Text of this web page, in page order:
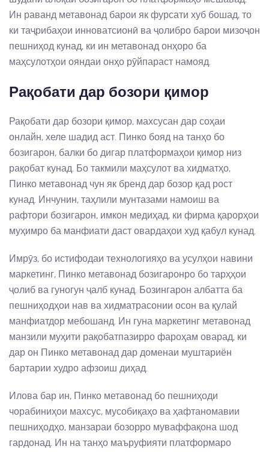
Ин раванд метавонад барои як фурсати хуб бошад, то
ки таҷрибаҳои инноватсионӣ ва ҷолибро барои мизоҷон
пешниҳод кунад, ки ин метавонад онҳоро ба
маҳсулотҳои ояндаи онҳо рӯйпараст намояд.
Рақобати дар бозори қимор
Рақобати дар бозори қимор, махсусан дар соҳаи
онлайн, хеле шадид аст. Пинко бояд на танҳо бо
бозигарон, балки бо дигар платформаҳои қимор низ
рақобат кунад. Бо такмили маҳсулот ва хидматҳо,
Пинко метавонад чун як бренд дар бозор қад рост
кунад. Инчунин, таҳлили мунтазами намоиш ва
рафтори бозигарон, имкон медиҳад, ки фирма қарорҳои
муҳимро ба манфиати даст овардаҳои худ қабул кунад.
Имрӯз, бо истифодаи технологияҳо ва усулҳои навини
маркетинг, Пинко метавонад бозигаронро бо тарҳҳои
ҷолиб ва гуногун ҷалб кунад. Бозингарон албатта ба
пешниҳодҳои нав ва хидматрасонии осон ва қулай
манфиатдор мебошанд. Ин гуна маркетинг метавонад
манзили муҳити рақобатпазирро фароҳам оварад, ки
дар он Пинко метавонад дар доменаи муштариён
бартарии худро афзоиш диҳад.
Илова бар ин, Пинко метавонад бо пешниҳоди
чорабиниҳои махсус, мусобиқаҳо ва ҳафтаномавии
пешниҳодҳо, манзараи бозорро муваффақона шод
гардонад. Ин на танҳо маъруфияти платформаро